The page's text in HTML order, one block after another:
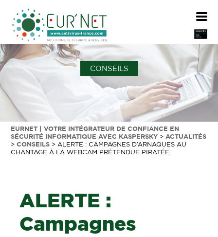
CONSEILS
EURNET | VOTRE INTÉGRATEUR DE CONFIANCE EN
SÉCURITÉ INFORMATIQUE AVEC KASPERSKY >ACTUALITÉS
>CONSEILS >ALERTE : CAMPAGNES D’ARNAQUES AU
CHANTAGE À LA WEBCAM PRÉTENDUE PIRATÉE
ALERTE :
Campagnes